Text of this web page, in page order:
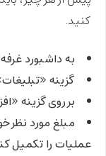
کنید.
به داشبورد
گزینه
بر روی گزینه
مبلغ مورد نظر
عملیات را تکمیل